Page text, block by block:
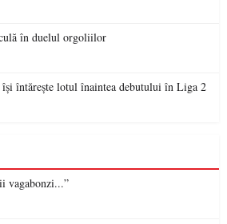
Debut pe caniculă în duelul orgoliilor
întărește lotul înaintea debutului în Liga 2
vagabonzi...”